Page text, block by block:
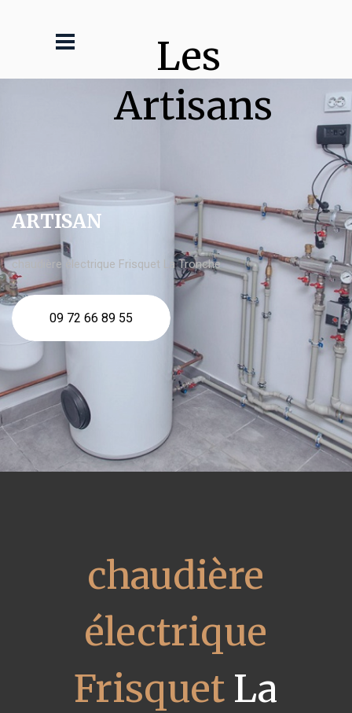
Les
Artisans
ARTISAN
chaudière électrique Frisquet La Tronche
09 72 66 89 55
chaudière
électrique
Frisquet La